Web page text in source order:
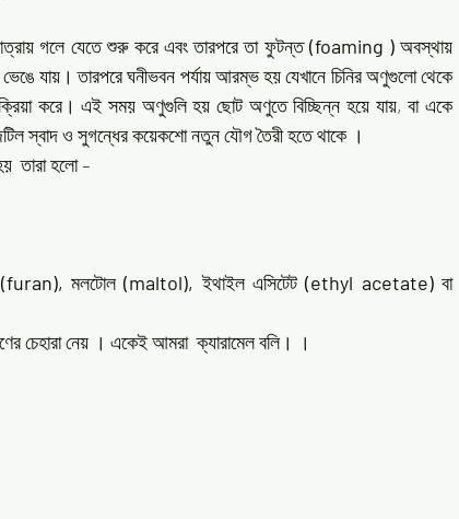
গলে যেতে শুরু করে এবং তারপরে তা ফুটন্ত (foaming ) অবস্থায়
যায়। তারপরে ঘনীভবন পর্যায় আরম্ভ হয় যেখানে চিনির অণুগুলো থেকে
করে। এই সময় অণুগুলি হয় ছোট অণুতে বিচ্ছিন্ন হয়ে যায়, বা একে
স্বাদ ও সুগন্ধের কয়েকশো নতুন যৌগ তৈরী হতে থাকে ।
তারা হলো –
(furan), মলটোল (maltol), ইথাইল এসিটেট (ethyl acetate) বা
চেহারা নেয় । একেই আমরা  ক্যারামেল বলি। ।